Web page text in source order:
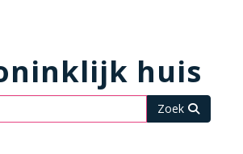
huis